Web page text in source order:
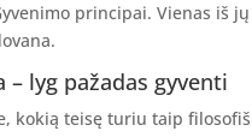
principai. Vienas iš
– lyg pažadas gyventi
kokią teisę turiu taip